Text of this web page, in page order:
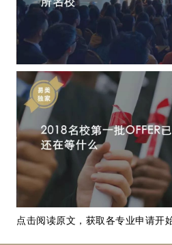
点击阅读原文，获取各专业申请开